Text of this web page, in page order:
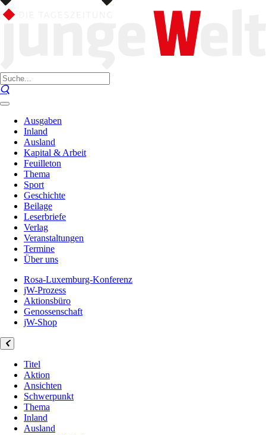
Ausgaben
Inland
Ausland
Kapital & Arbeit
Feuilleton
Thema
Sport
Geschichte
Beilage
Leserbriefe
Verlag
Veranstaltungen
Termine
Über uns
Rosa-Luxemburg-Konferenz
jW-Prozess
Aktionsbüro
Genossenschaft
jW-Shop
Titel
Aktion
Ansichten
Schwerpunkt
Thema
Inland
Ausland